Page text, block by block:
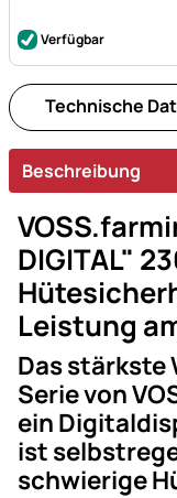
Verfügbar
Technische
Beschreibung
DIGITAL"
Leistung
Das stärkste
Serie von
ein
ist
schwierige